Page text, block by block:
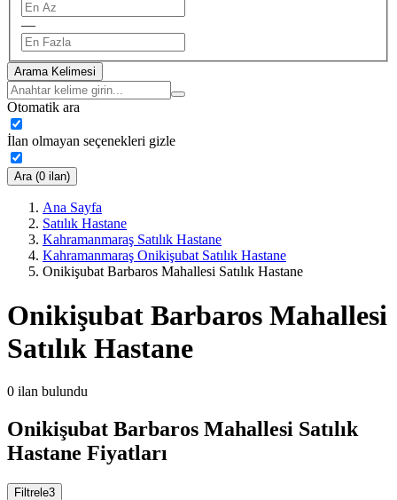
—
Arama Kelimesi
Otomatik ara
İlan olmayan seçenekleri gizle
Ara (0 ilan)
Ana Sayfa
Satılık Hastane
Kahramanmaraş Satılık Hastane
Kahramanmaraş Onikişubat Satılık Hastane
Onikişubat Barbaros Mahallesi Satılık Hastane
Onikişubat Barbaros Mahallesi
Satılık Hastane
0 ilan bulundu
Onikişubat Barbaros Mahallesi Satılık
Hastane Fiyatları
Filtrele3